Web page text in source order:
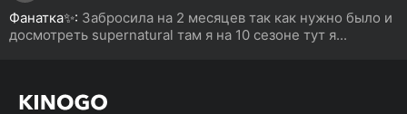
Фанатка✨: Забросила на 2 месяцев так как нужно было и
досмотреть supernatural там я на 10 сезоне тут я...